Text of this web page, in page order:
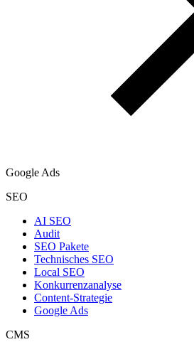
Google Ads
SEO
AI SEO
Audit
SEO Pakete
Technisches SEO
Local SEO
Konkurrenzanalyse
Content-Strategie
Google Ads
CMS